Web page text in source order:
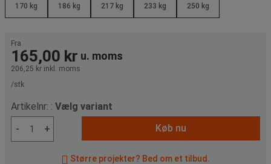
170 kg 186 kg 217 kg 233 kg 250 kg
Fra
165,00 kr u. moms
206,25 kr inkl. moms
/stk
Artikelnr: : Vælg variant
-
+ Køb nu
Større projekter? Bed om et tilbud.